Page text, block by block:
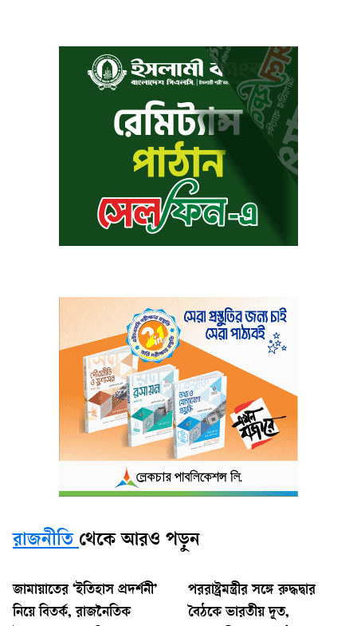
রাজনীতি থেকে আরও পড়ুন
জামায়াতের ‘ইতিহাস প্রদর্শনী’
নিয়ে বিতর্ক, রাজনৈতিক
পররাষ্ট্রমন্ত্রীর সঙ্গে রুদ্ধদ্বার
বৈঠকে ভারতীয় দূত,